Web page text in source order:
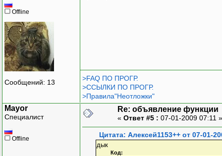
Offline
Сообщений: 13
>FAQ ПО ПРОГР.
>ССЫЛКИ ПО ПРОГР.
>Правила"Неотложки"
Mayor
Специалист
Offline
Re: объявление функции
« Ответ #5 : 07-01-2009 07:11
Цитата: Алексей1153++ от 07-01-
дык
Код: